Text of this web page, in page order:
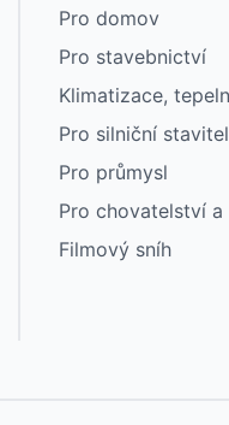
Pro domov
Pro stavebnictví
Klimatizace,
Pro silniční
Pro průmysl
Pro chovatelství
Filmový sníh